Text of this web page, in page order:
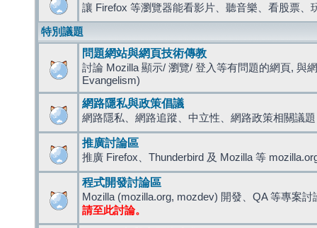
讓 Firefox 等瀏覽器能看影片、聽音樂、看股票、
特別議題
問題網站與網頁技術傳教
討論 Mozilla 顯示/ 瀏覽/ 登入等有問題的網頁, 與
Evangelism)
網路隱私與政策倡議
網路隱私、網路追蹤、中立性、網路政策相關議題
推廣討論區
推廣 Firefox、Thunderbird 及 Mozilla 等
程式開發討論區
Mozilla (mozilla.org, mozdev) 開發、QA 等專案討
請至此討論。